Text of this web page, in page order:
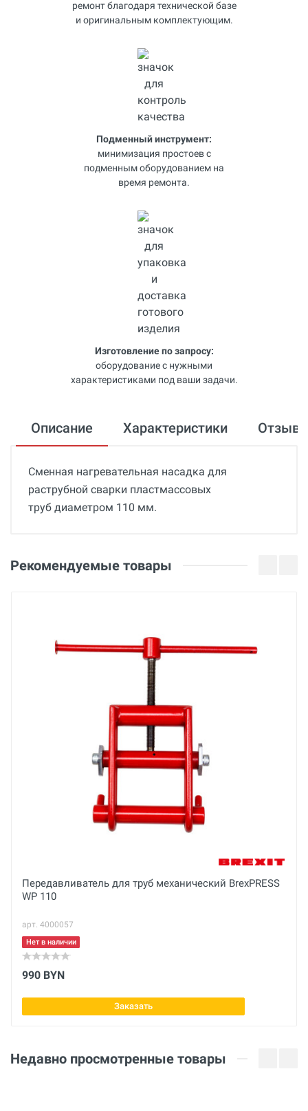
ремонт благодаря технической базе
и оригинальным комплектующим.
Подменный инструмент:
минимизация простоев с
подменным оборудованием на
время ремонта.
Изготовление по запросу:
оборудование с нужными
характеристиками под ваши задачи.
Описание Характеристики
Сменная нагревательная насадка для
раструбной сварки пластмассовых
труб диаметром 110 мм.
12 месяцев
Бренд
Оценка
Ваше сообщение
Рекомендуемые товары
Передавливатель для труб механический BrexPRESS
WP 110
арт. 4000057
Нет в наличии
990 BYN
Заказать
Недавно просмотренные товары